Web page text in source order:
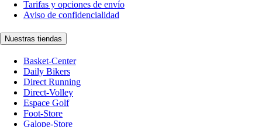
Tarifas y opciones de envío
Aviso de confidencialidad
Nuestras tiendas
Basket-Center
Daily Bikers
Direct Running
Direct-Volley
Espace Golf
Foot-Store
Galope-Store